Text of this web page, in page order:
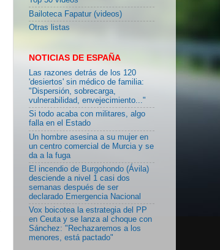
Bailoteca Fapatur (videos)
Otras listas
NOTICIAS DE ESPAÑA
Las razones detrás de los 120
'desiertos' sin médico de familia:
"Dispersión, sobrecarga,
vulnerabilidad, envejecimiento..."
Si todo acaba con militares, algo
falla en el Estado
Un hombre asesina a su mujer en
un centro comercial de Murcia y se
da a la fuga
El incendio de Burgohondo (Ávila)
desciende a nivel 1 casi dos
semanas después de ser
declarado Emergencia Nacional
Vox boicotea la estrategia del PP
en Ceuta y se lanza al choque con
Sánchez: "Rechazaremos a los
menores, está pactado"